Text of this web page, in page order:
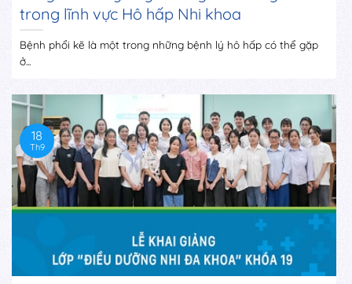
trong lĩnh vực Hô hấp Nhi khoa
Bệnh phổi kẽ là một trong những bệnh lý hô hấp có thể gặp
ở...
18
Th9